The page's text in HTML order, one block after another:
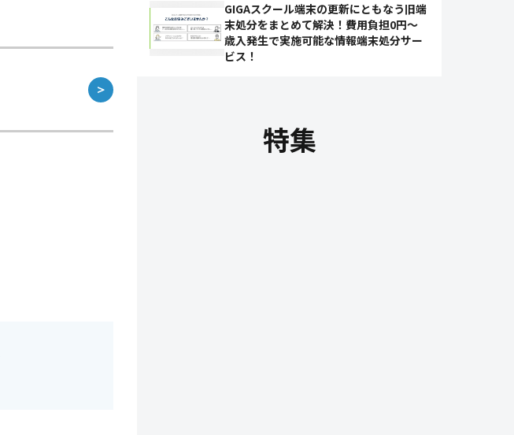
＞
GIGAスクール端末の更新にともなう旧端
末処分をまとめて解決！費用負担0円～
歳入発生で実施可能な情報端末処分サー
ビス！
特集